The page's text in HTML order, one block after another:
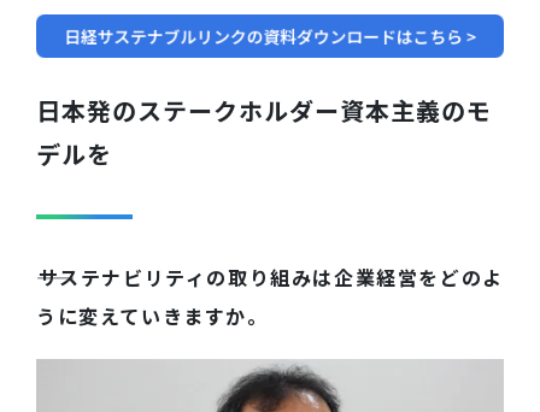
日本発のステークホルダー資本主義のモ
デルを
――サステナビリティの取り組みは企業経営をどのよ
うに変えていきますか。